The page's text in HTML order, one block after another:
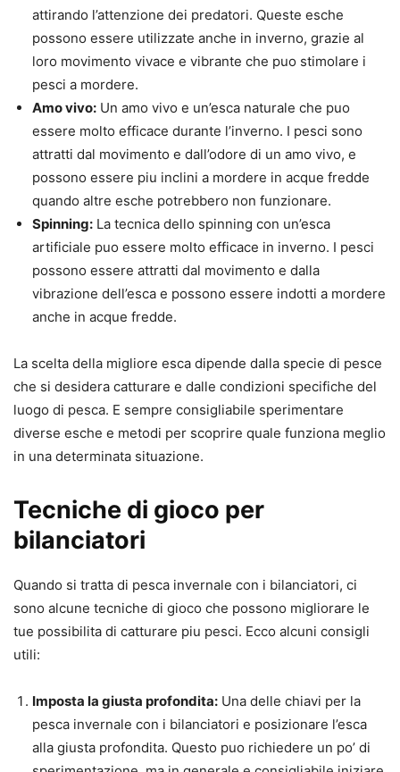
attirando l’attenzione dei predatori. Queste esche
possono essere utilizzate anche in inverno, grazie al
loro movimento vivace e vibrante che puo stimolare i
pesci a mordere.
Amo vivo: Un amo vivo e un’esca naturale che puo
essere molto efficace durante l’inverno. I pesci sono
attratti dal movimento e dall’odore di un amo vivo, e
possono essere piu inclini a mordere in acque fredde
quando altre esche potrebbero non funzionare.
Spinning: La tecnica dello spinning con un’esca
artificiale puo essere molto efficace in inverno. I pesci
possono essere attratti dal movimento e dalla
vibrazione dell’esca e possono essere indotti a mordere
anche in acque fredde.
La scelta della migliore esca dipende dalla specie di pesce
che si desidera catturare e dalle condizioni specifiche del
luogo di pesca. E sempre consigliabile sperimentare
diverse esche e metodi per scoprire quale funziona meglio
in una determinata situazione.
Tecniche di gioco per
bilanciatori
Quando si tratta di pesca invernale con i bilanciatori, ci
sono alcune tecniche di gioco che possono migliorare le
tue possibilita di catturare piu pesci. Ecco alcuni consigli
utili:
Imposta la giusta profondita: Una delle chiavi per la
pesca invernale con i bilanciatori e posizionare l’esca
alla giusta profondita. Questo puo richiedere un po’ di